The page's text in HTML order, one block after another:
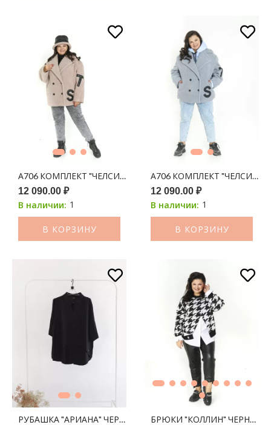
А706 КОМПЛЕКТ "ЧЕЛСИ" (ПОЛУШУБОК + ПАНАМА) ЛАТТЕ
12 090.00 ₽
В наличии: 1
В КОРЗИНУ
А706 КОМПЛЕКТ "ЧЕЛСИ"
12 090.00 ₽
В наличии: 1
В КОРЗИНУ
РУБАШКА "АРИАНА" ЧЕРНЫЙ
БРЮКИ "КОЛЛИН" ЧЕРНЫЙ